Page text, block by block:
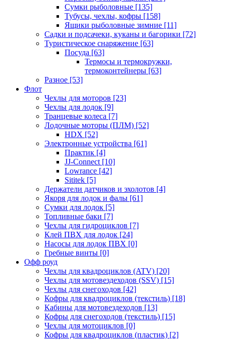
Сумки рыболовные [135]
Тубусы, чехлы, кофры [158]
Ящики рыболовные зимние [11]
Садки и подсачеки, куканы и багорики [72]
Туристическое снаряжение [63]
Посуда [63]
Термосы и термокружки,
термоконтейнеры [63]
Разное [53]
Флот
Чехлы для моторов [23]
Чехлы для лодок [9]
Транцевые колеса [7]
Лодочные моторы (ПЛМ) [52]
HDX [52]
Электронные устройства [61]
Практик [4]
JJ-Connect [10]
Lowrance [42]
Sititek [5]
Держатели датчиков и эхолотов [4]
Якоря для лодок и фалы [61]
Сумки для лодок [5]
Топливные баки [7]
Чехлы для гидроциклов [7]
Клей ПВХ для лодок [24]
Насосы для лодок ПВХ [0]
Гребные винты [0]
Офф роуд
Чехлы для квадроциклов (ATV) [20]
Чехлы для мотовездеходов (SSV) [15]
Чехлы для снегоходов [42]
Кофры для квадроциклов (текстиль) [18]
Кабины для мотовездеходов [13]
Кофры для снегоходов (текстиль) [15]
Чехлы для мотоциклов [0]
Кофры для квадроциклов (пластик) [2]